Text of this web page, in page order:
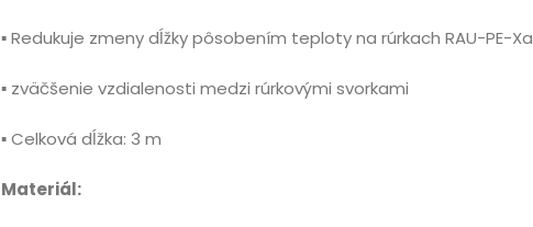
▪ Redukuje zmeny dĺžky pôsobením teploty na rúrkach RAU-PE-Xa
▪ zväčšenie vzdialenosti medzi rúrkovými svorkami
▪ Celková dĺžka: 3 m
Materiál: